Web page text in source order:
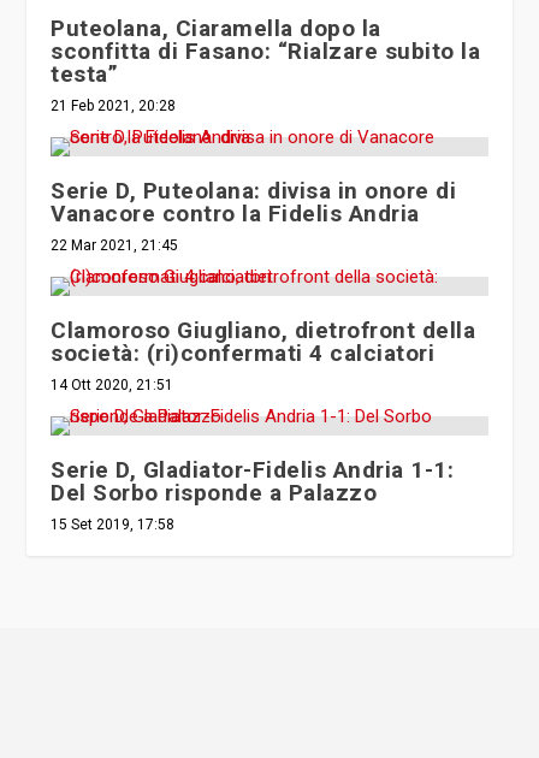
Puteolana, Ciaramella dopo la
sconfitta di Fasano: “Rialzare subito la
testa”
21 Feb 2021, 20:28
Serie D, Puteolana: divisa in onore di
Vanacore contro la Fidelis Andria
22 Mar 2021, 21:45
Clamoroso Giugliano, dietrofront della
società: (ri)confermati 4 calciatori
14 Ott 2020, 21:51
Serie D, Gladiator-Fidelis Andria 1-1:
Del Sorbo risponde a Palazzo
15 Set 2019, 17:58